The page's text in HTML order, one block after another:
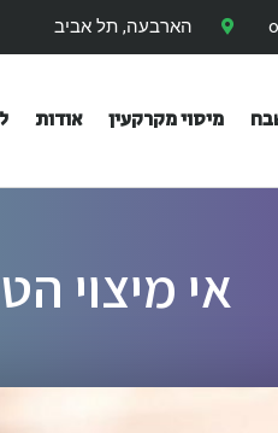
הארבעה, תל אביב
מיסוי מקרקעין אודות
אי מיצוי